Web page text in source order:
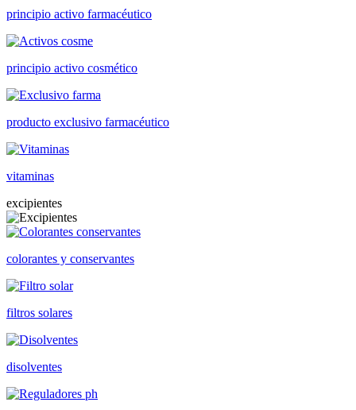
principio activo farmacéutico
principio activo cosmético
producto exclusivo farmacéutico
vitaminas
excipientes
colorantes y conservantes
filtros solares
disolventes